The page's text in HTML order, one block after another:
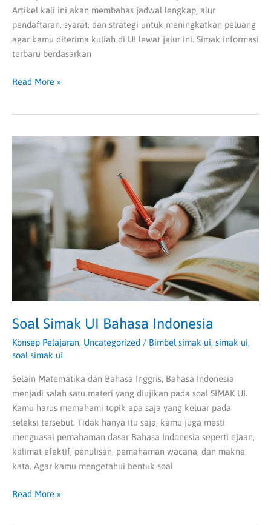
Artikel kali ini akan membahas jadwal lengkap, alur
pendaftaran, syarat, dan strategi untuk meningkatkan peluang
agar kamu diterima kuliah di UI lewat jalur ini. Simak informasi
terbaru berdasarkan
Read More »
Soal Simak UI Bahasa Indonesia
Konsep Pelajaran, Uncategorized / Bimbel simak ui, simak ui,
soal simak ui
Selain Matematika dan Bahasa Inggris, Bahasa Indonesia
menjadi salah satu materi yang diujikan pada soal SIMAK UI.
Kamu harus memahami topik apa saja yang keluar pada
seleksi tersebut. Tidak hanya itu saja, kamu juga mesti
menguasai pemahaman dasar Bahasa Indonesia seperti ejaan,
kalimat efektif, penulisan, pemahaman wacana, dan makna
kata. Agar kamu mengetahui bentuk soal
Soal
Indonesia
Read More »